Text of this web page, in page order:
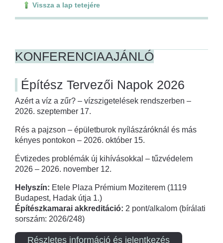
Vissza a lap tetejére
KONFERENCIAAJÁNLÓ
Építész Tervezői Napok 2026
Azért a víz a zűr? – vízszigetelések rendszerben –
2026. szeptember 17.
Rés a pajzson – épületburok nyílászáróknál és más
kényes pontokon – 2026. október 15.
Évtizedes problémák új kihívásokkal – tűzvédelem
2026 – 2026. november 12.
Helyszín: Etele Plaza Prémium Moziterem (1119
Budapest, Hadak útja 1.)
Építészkamarai akkreditáció: 2 pont/alkalom (bírálati
sorszám: 2026/248)
Részletes információ és jelentkezés